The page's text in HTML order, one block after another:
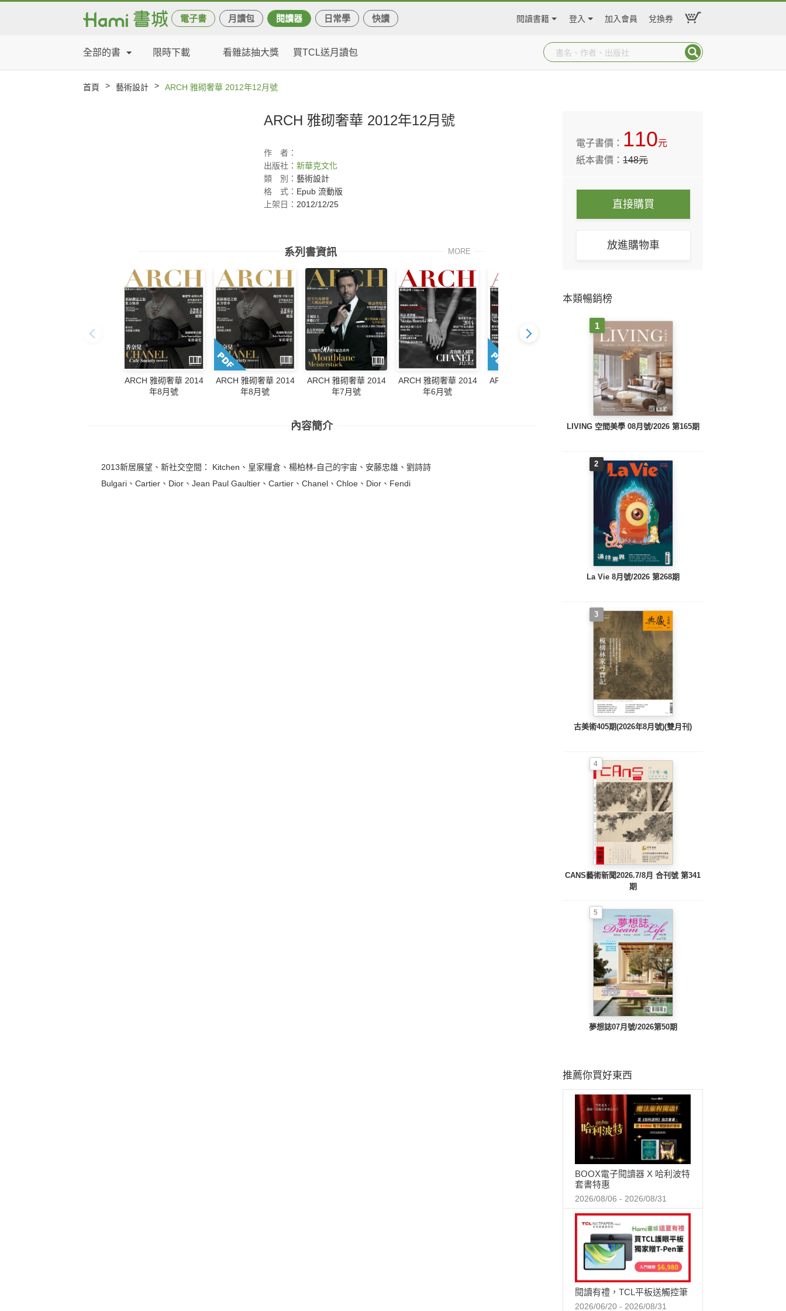
電子書 月讀包 閱讀器 日常學 快讀 閱讀書籍 登入 加入會員 兌換券
全部的書 限時下載 看雜誌抽大獎 買TCL送月讀包
首頁 > 藝術設計 > ARCH 雅砌奢華 2012年12月號
ARCH 雅砌奢華 2012年12月號
作
者：
出版社： 新華克文化
類
別： 藝術設計
格
式： Epub 流動版
上架日： 2012/12/25
系列書資訊 MORE
ARCH 雅砌奢華 2014
年8月號
ARCH 雅砌奢華 2014
年8月號
ARCH 雅砌奢華 2014
年7月號
ARCH 雅砌奢華 2014
年6月號
ARCH 雅砌奢華 2014
ARCH 雅砌奢華 2014
年5月號
ARCH 雅砌奢華 2014
內容簡介
2013新居展望、新社交空間： Kitchen、皇家糧倉、楊柏林-自己的宇宙、安藤忠雄、劉詩詩
Bulgari、Cartier、Dior、Jean Paul Gaultier、Cartier、Chanel、Chloe、Dior、Fendi
電子書價： 110元
紙本書價：148元
直接購買
放進購物車
本類暢銷榜
1
LIVING 空間美學 08月號/2026 第165期
2
La Vie 8月號/2026 第268期
3
古美術405期(2026年8月號)(雙月刊)
4
CANS藝術新聞2026.7/8月 合刊號 第341
期
5
夢想誌07月號/2026第50期
推薦你買好東西
BOOX電子閱讀器 X 哈利波特
套書特惠
2026/08/06 - 2026/08/31
閱讀有禮，TCL平板送觸控筆
2026/06/20 - 2026/08/31